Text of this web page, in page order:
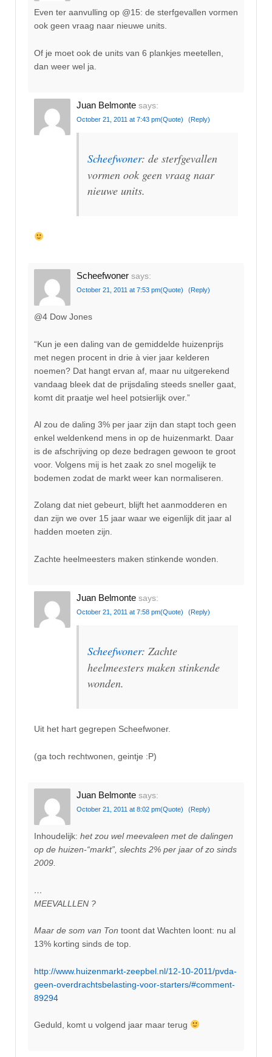
Even ter aanvulling op @15: de sterfgevallen vormen
ook geen vraag naar nieuwe units.
Of je moet ook de units van 6 plankjes meetellen,
dan weer wel ja.
Juan Belmonte says:
October 21, 2011 at 7:43 pm(Quote) (Reply)
Scheefwoner: de sterfgevallen
vormen ook geen vraag naar
nieuwe units.
Scheefwoner says:
October 21, 2011 at 7:53 pm(Quote) (Reply)
@4 Dow Jones
“Kun je een daling van de gemiddelde huizenprijs
met negen procent in drie à vier jaar kelderen
noemen? Dat hangt ervan af, maar nu uitgerekend
vandaag bleek dat de prijsdaling steeds sneller gaat,
komt dit praatje wel heel potsierlijk over.”
Al zou de daling 3% per jaar zijn dan stapt toch geen
enkel weldenkend mens in op de huizenmarkt. Daar
is de afschrijving op deze bedragen gewoon te groot
voor. Volgens mij is het zaak zo snel mogelijk te
bodemen zodat de markt weer kan normaliseren.
Zolang dat niet gebeurt, blijft het aanmodderen en
dan zijn we over 15 jaar waar we eigenlijk dit jaar al
hadden moeten zijn.
Zachte heelmeesters maken stinkende wonden.
Juan Belmonte says:
October 21, 2011 at 7:58 pm(Quote) (Reply)
Scheefwoner: Zachte
heelmeesters maken stinkende
wonden.
Uit het hart gegrepen Scheefwoner.
(ga toch rechtwonen, geintje :P)
Juan Belmonte says:
October 21, 2011 at 8:02 pm(Quote) (Reply)
Inhoudelijk: het zou wel meevaleen met de dalingen
op de huizen-“markt”, slechts 2% per jaar of zo sinds
2009.
…
MEEVALLLEN ?
Maar de som van Ton toont dat Wachten loont: nu al
13% korting sinds de top.
http://www.huizenmarkt-zeepbel.nl/12-10-2011/pvda-
geen-overdrachtsbelasting-voor-starters/#comment-
89294
Geduld, komt u volgend jaar maar terug